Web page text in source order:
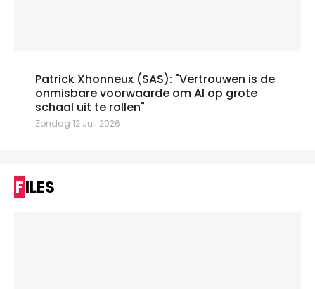
Patrick Xhonneux (SAS): "Vertrouwen is de
onmisbare voorwaarde om AI op grote
schaal uit te rollen"
Zondag 12 Juli 2026
FILES